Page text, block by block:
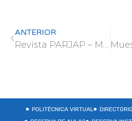
ANTERIOR
Revista PARJAP – Marzo 2025
POLITÉCNICA VIRTUAL DIRECTORIO